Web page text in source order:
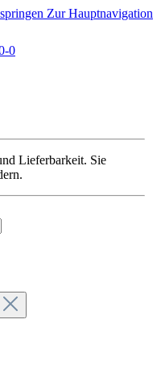
Zur Hauptnavigation
0
Lieferbarkeit. Sie